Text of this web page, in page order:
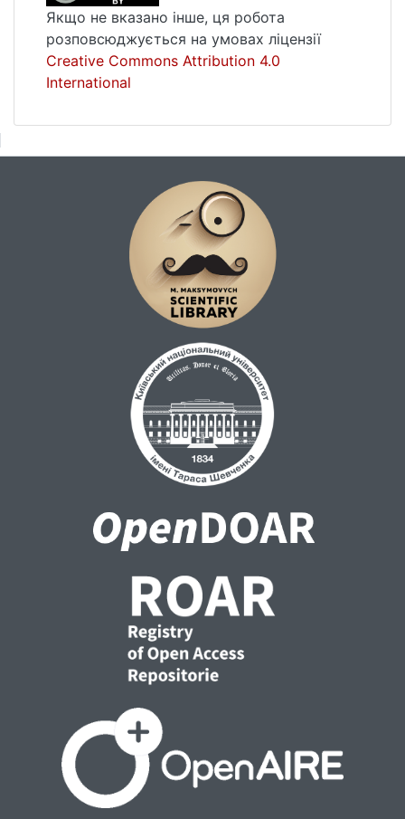
Якщо не вказано інше, ця робота
розповсюджується на умовах ліцензії
Creative Commons Attribution 4.0
International